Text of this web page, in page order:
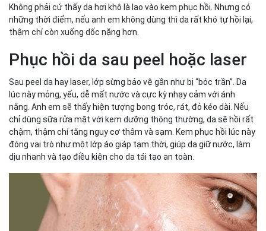
Không phải cứ thấy da hơi khô là lao vào kem phục hồi. Nhưng có
những thời điểm, nếu anh em không dùng thì da rất khó tự hồi lại,
thậm chí còn xuống dốc nặng hơn.
Phục hồi da sau peel hoặc laser
Sau peel da hay laser, lớp sừng bảo vệ gần như bị “bóc trần”. Da
lúc này mỏng, yếu, dễ mất nước và cực kỳ nhạy cảm với ánh
nắng. Anh em sẽ thấy hiện tượng bong tróc, rát, đỏ kéo dài. Nếu
chỉ dùng sữa rửa mặt với kem dưỡng thông thường, da sẽ hồi rất
chậm, thậm chí tăng nguy cơ thâm và sạm. Kem phục hồi lúc này
đóng vai trò như một lớp áo giáp tạm thời, giúp da giữ nước, làm
dịu nhanh và tạo điều kiện cho da tái tạo an toàn.